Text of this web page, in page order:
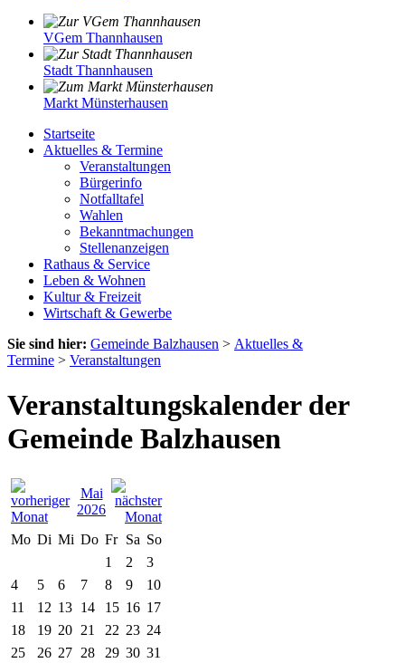
VGem Thannhausen
Stadt Thannhausen
Markt Münsterhausen
Startseite
Aktuelles & Termine
Veranstaltungen
Bürgerinfo
Notfalltafel
Wahlen
Bekanntmachungen
Stellenanzeigen
Rathaus & Service
Leben & Wohnen
Kultur & Freizeit
Wirtschaft & Gewerbe
Sie sind hier: Gemeinde Balzhausen > Aktuelles &
Termine > Veranstaltungen
Veranstaltungskalender der
Gemeinde Balzhausen
Mai
2026
Mo Di Mi Do Fr Sa So
1
2
3
4
5 6 7 8 9
10
11
12 13 14 15 16 17
18
19 20 21 22 23 24
25
26 27 28 29 30 31